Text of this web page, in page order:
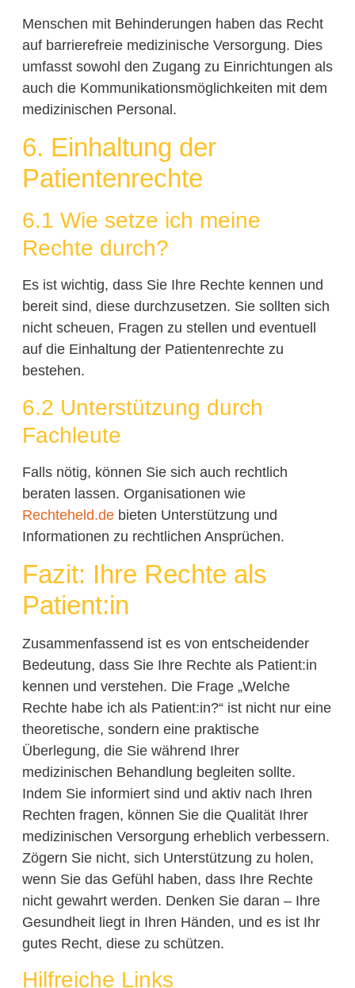
Menschen mit Behinderungen haben das Recht
auf barrierefreie medizinische Versorgung. Dies
umfasst sowohl den Zugang zu Einrichtungen als
auch die Kommunikationsmöglichkeiten mit dem
medizinischen Personal.
6. Einhaltung der
Patientenrechte
6.1 Wie setze ich meine
Rechte durch?
Es ist wichtig, dass Sie Ihre Rechte kennen und
bereit sind, diese durchzusetzen. Sie sollten sich
nicht scheuen, Fragen zu stellen und eventuell
auf die Einhaltung der Patientenrechte zu
bestehen.
6.2 Unterstützung durch
Fachleute
Falls nötig, können Sie sich auch rechtlich
beraten lassen. Organisationen wie
Rechteheld.debieten Unterstützung und
Informationen zu rechtlichen Ansprüchen.
Fazit: Ihre Rechte als
Patient:in
Zusammenfassend ist es von entscheidender
Bedeutung, dass Sie Ihre Rechte als Patient:in
kennen und verstehen. Die Frage „Welche
Rechte habe ich als Patient:in?“ ist nicht nur eine
theoretische, sondern eine praktische
Überlegung, die Sie während Ihrer
medizinischen Behandlung begleiten sollte.
Indem Sie informiert sind und aktiv nach Ihren
Rechten fragen, können Sie die Qualität Ihrer
medizinischen Versorgung erheblich verbessern.
Zögern Sie nicht, sich Unterstützung zu holen,
wenn Sie das Gefühl haben, dass Ihre Rechte
nicht gewahrt werden. Denken Sie daran – Ihre
Gesundheit liegt in Ihren Händen, und es ist Ihr
gutes Recht, diese zu schützen.
Hilfreiche Links